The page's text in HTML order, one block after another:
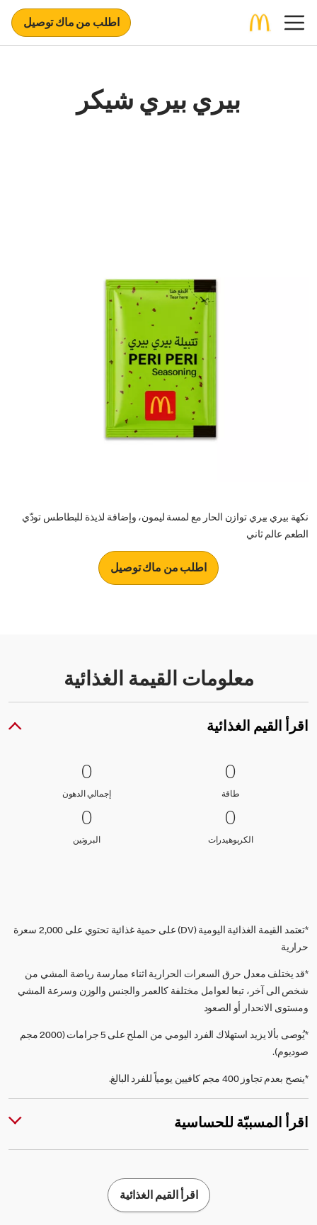
اطلب من ماك توصيل
بيري بيري شيكر
نكهة بيري بيري توازن الحار مع لمسة ليمون، وإضافة لذيذة للبطاطس تودّي
الطعم عالم ثاني
اطلب من ماك توصيل
معلومات القيمة الغذائية
اقرأ القيم الغذائية
0 طاقة
0
0
طاقةطاقة
0 إجمالي الدهون
0
إجمالي الدهونإجمالي الدهون
0 الكربوهيدرات
0
0
الكربوهيدراتالكربوهيدرات
0 البروتين
0
البروتين
*تعتمد القيمة الغذائية اليومية (DV) على حمية غذائية تحتوي على 2,000 سعرة
حرارية
*قد يختلف معدل حرق السعرات الحرارية اثناء ممارسة رياضة المشي من
شخص الى آخر، تبعا لعوامل مختلفة كالعمر والجنس والوزن وسرعة المشي
ومستوى الانحدار أو الصعود
*يُوصى بألا يزيد استهلاك الفرد اليومي من الملح على 5 جرامات (2000 مجم
صوديوم).
*ينصح بعدم تجاوز 400 مجم كافيين يومياً للفرد البالغ.
اقرأ المسببّة للحساسية
اقرأ القيم الغذائية